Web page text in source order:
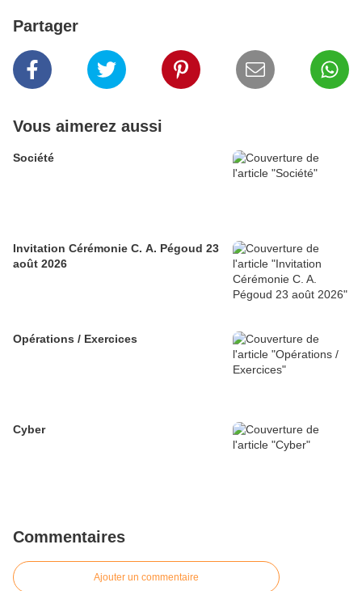
Partager
Vous aimerez aussi
Société
Invitation Cérémonie C. A. Pégoud 23
août 2026
Opérations / Exercices
Cyber
Commentaires
Ajouter un commentaire